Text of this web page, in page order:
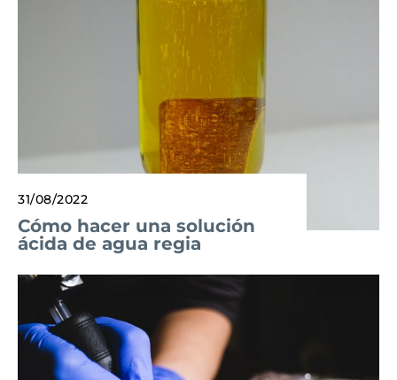
31/08/2022
Cómo hacer una solución
ácida de agua regia